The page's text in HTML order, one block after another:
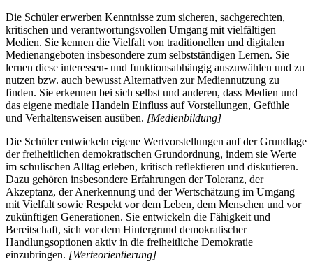
Die Schüler erwerben Kenntnisse zum sicheren, sachgerechten,
kritischen und verantwortungsvollen Umgang mit vielfältigen
Medien. Sie kennen die Vielfalt von traditionellen und digitalen
Medienangeboten insbesondere zum selbstständigen Lernen. Sie
lernen diese interessen- und funktionsabhängig auszuwählen und zu
nutzen bzw. auch bewusst Alternativen zur Mediennutzung zu
finden. Sie erkennen bei sich selbst und anderen, dass Medien und
das eigene mediale Handeln Einfluss auf Vorstellungen, Gefühle
und Verhaltensweisen ausüben. [Medienbildung]
Die Schüler entwickeln eigene Wertvorstellungen auf der Grundlage
der freiheitlichen demokratischen Grundordnung, indem sie Werte
im schulischen Alltag erleben, kritisch reflektieren und diskutieren.
Dazu gehören insbesondere Erfahrungen der Toleranz, der
Akzeptanz, der Anerkennung und der Wertschätzung im Umgang
mit Vielfalt sowie Respekt vor dem Leben, dem Menschen und vor
zukünftigen Generationen. Sie entwickeln die Fähigkeit und
Bereitschaft, sich vor dem Hintergrund demokratischer
Handlungsoptionen aktiv in die freiheitliche Demokratie
einzubringen. [Werteorientierung]